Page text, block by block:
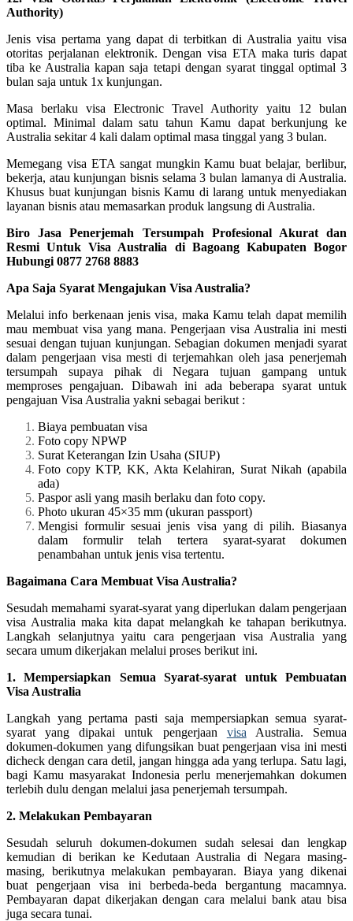
Authority)
Jenis visa pertama yang dapat di terbitkan di Australia yaitu visa
otoritas perjalanan elektronik. Dengan visa ETA maka turis dapat
tiba ke Australia kapan saja tetapi dengan syarat tinggal optimal 3
bulan saja untuk 1x kunjungan.
Masa berlaku visa Electronic Travel Authority yaitu 12 bulan
optimal. Minimal dalam satu tahun Kamu dapat berkunjung ke
Australia sekitar 4 kali dalam optimal masa tinggal yang 3 bulan.
Memegang visa ETA sangat mungkin Kamu buat belajar, berlibur,
bekerja, atau kunjungan bisnis selama 3 bulan lamanya di Australia.
Khusus buat kunjungan bisnis Kamu di larang untuk menyediakan
layanan bisnis atau memasarkan produk langsung di Australia.
Biro Jasa Penerjemah Tersumpah Profesional Akurat dan
Resmi Untuk Visa Australia di Bagoang Kabupaten Bogor
Hubungi 0877 2768 8883
Apa Saja Syarat Mengajukan Visa Australia?
Melalui info berkenaan jenis visa, maka Kamu telah dapat memilih
mau membuat visa yang mana. Pengerjaan visa Australia ini mesti
sesuai dengan tujuan kunjungan. Sebagian dokumen menjadi syarat
dalam pengerjaan visa mesti di terjemahkan oleh jasa penerjemah
tersumpah supaya pihak di Negara tujuan gampang untuk
memproses pengajuan. Dibawah ini ada beberapa syarat untuk
pengajuan Visa Australia yakni sebagai berikut :
Biaya pembuatan visa
Foto copy NPWP
Surat Keterangan Izin Usaha (SIUP)
Foto copy KTP, KK, Akta Kelahiran, Surat Nikah (apabila
ada)
Paspor asli yang masih berlaku dan foto copy.
Photo ukuran 45×35 mm (ukuran passport)
Mengisi formulir sesuai jenis visa yang di pilih. Biasanya
dalam formulir telah tertera syarat-syarat dokumen
penambahan untuk jenis visa tertentu.
Bagaimana Cara Membuat Visa Australia?
Sesudah memahami syarat-syarat yang diperlukan dalam pengerjaan
visa Australia maka kita dapat melangkah ke tahapan berikutnya.
Langkah selanjutnya yaitu cara pengerjaan visa Australia yang
secara umum dikerjakan melalui proses berikut ini.
1. Mempersiapkan Semua Syarat-syarat untuk Pembuatan
Visa Australia
Langkah yang pertama pasti saja mempersiapkan semua syarat-
syarat yang dipakai untuk pengerjaan visa Australia. Semua
dokumen-dokumen yang difungsikan buat pengerjaan visa ini mesti
dicheck dengan cara detil, jangan hingga ada yang terlupa. Satu lagi,
bagi Kamu masyarakat Indonesia perlu menerjemahkan dokumen
terlebih dulu dengan melalui jasa penerjemah tersumpah.
2. Melakukan Pembayaran
Sesudah seluruh dokumen-dokumen sudah selesai dan lengkap
kemudian di berikan ke Kedutaan Australia di Negara masing-
masing, berikutnya melakukan pembayaran. Biaya yang dikenai
buat pengerjaan visa ini berbeda-beda bergantung macamnya.
Pembayaran dapat dikerjakan dengan cara melalui bank atau bisa
juga secara tunai.